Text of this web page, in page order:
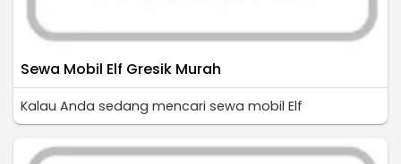
Sewa Mobil Elf Gresik Murah
Kalau Anda sedang mencari sewa mobil Elf